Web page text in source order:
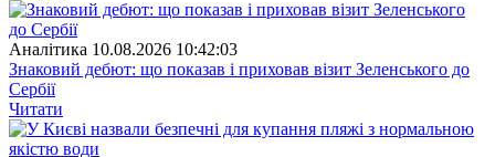
Аналітика 10.08.2026 10:42:03
Знаковий дебют: що показав і приховав візит Зеленського до
Сербії
Читати